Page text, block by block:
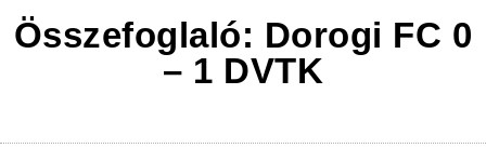
Összefoglaló: Dorogi FC 0
– 1 DVTK